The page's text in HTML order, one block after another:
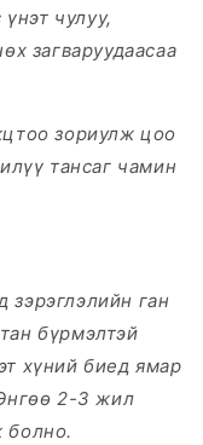
чулуу,
загваруудаасаа
зориулж цоо
тансаг чамин
зэрэглэлийн ган
бүрмэлтэй
хүний биед ямар
2-3 жил
болно.